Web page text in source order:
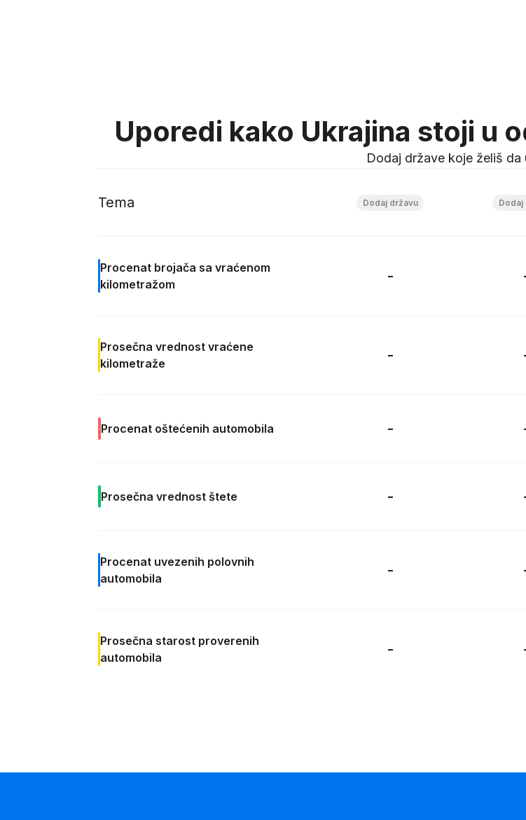
Uporedi kako Ukrajina stoji u
Dodaj države koje želiš da
Tema
Procenat brojača sa vraćenom
kilometražom
-
Prosečna vrednost vraćene
kilometraže
-
Procenat oštećenih automobila -
Prosečna vrednost štete -
Procenat uvezenih polovnih
automobila
-
Prosečna starost proverenih
automobila
-